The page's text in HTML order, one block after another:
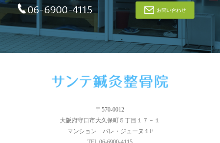
06-6900-4115 お問い合わせ
〒570-0012
大阪府守口市大久保町５丁目１７－１
マンション パレ・ジューヌ１F